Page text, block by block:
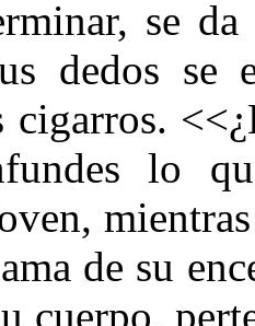
se
dedos se
cigarros.
lo
de su
cuerpo,